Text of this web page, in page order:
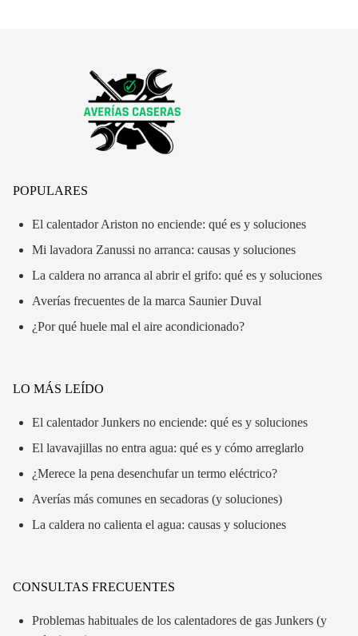
POPULARES
El calentador Ariston no enciende: qué es y soluciones
Mi lavadora Zanussi no arranca: causas y soluciones
La caldera no arranca al abrir el grifo: qué es y soluciones
Averías frecuentes de la marca Saunier Duval
¿Por qué huele mal el aire acondicionado?
LO MÁS LEÍDO
El calentador Junkers no enciende: qué es y soluciones
El lavavajillas no entra agua: qué es y cómo arreglarlo
¿Merece la pena desenchufar un termo eléctrico?
Averías más comunes en secadoras (y soluciones)
La caldera no calienta el agua: causas y soluciones
CONSULTAS FRECUENTES
Problemas habituales de los calentadores de gas Junkers (y